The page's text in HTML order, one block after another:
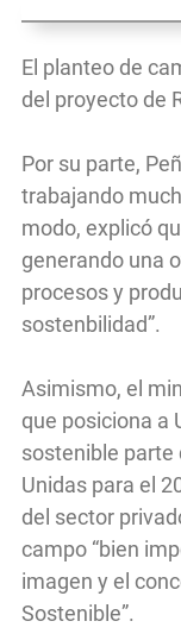
El planteo de
del proyecto de
Por su parte,
trabajando
modo, explicó
generando una
procesos y
sostenbilidad”.
Asimismo, el
que posiciona a
sostenible parte
Unidas para el
del sector
campo “bien
imagen y el
Sostenible”.